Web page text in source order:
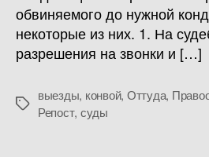
обвиняемого до нужной
некоторые из них. 1. На
разрешения на звонки и […]
Метки
выезды, конвой, Оттуда,
Репост, суды